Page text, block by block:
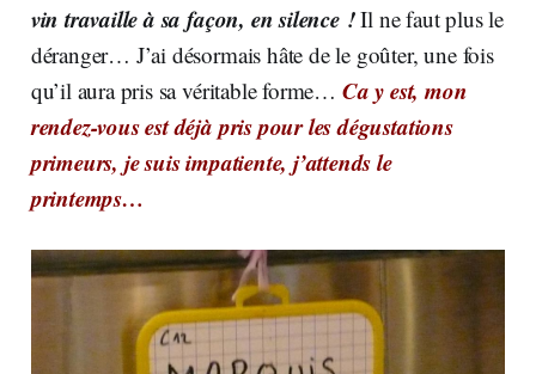
vin travaille à sa façon, en silence !Il ne faut plus le
déranger… J’ai désormais hâte de le goûter, une fois
qu’il aura pris sa véritable forme… Ca y est, mon
rendez-vous est déjà pris pour les dégustations
primeurs, je suis impatiente, j’attends le
printemps…